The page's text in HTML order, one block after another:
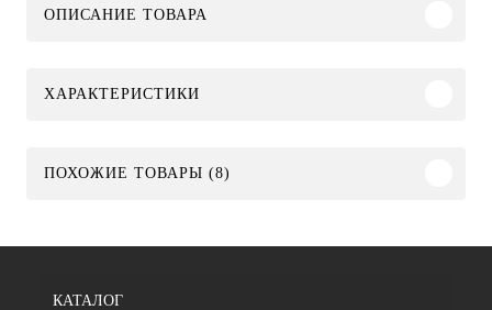
ОПИСАНИЕ ТОВАРА
ХАРАКТЕРИСТИКИ
ПОХОЖИЕ ТОВАРЫ (8)
КАТАЛОГ